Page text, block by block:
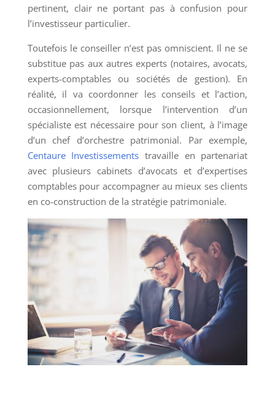
pertinent, clair ne portant pas à confusion pour
l’investisseur particulier.
Toutefois le conseiller n’est pas omniscient. Il ne se
substitue pas aux autres experts (notaires, avocats,
experts-comptables ou sociétés de gestion). En
réalité, il va coordonner les conseils et l’action,
occasionnellement, lorsque l’intervention d’un
spécialiste est nécessaire pour son client, à l’image
d’un chef d’orchestre patrimonial. Par exemple,
Centaure Investissements travaille en partenariat
avec plusieurs cabinets d’avocats et d’expertises
comptables pour accompagner au mieux ses clients
en co-construction de la stratégie patrimoniale.